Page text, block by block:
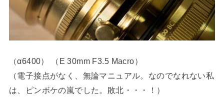
（α6400） （E 30mm F3.5 Macro）
（電子接点がなく、無論マニュアル。なのでなれない私
は、ピンボケの嵐でした。敗北・・・！）